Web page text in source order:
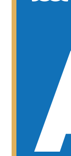
Esta
los 12 y
femenino)